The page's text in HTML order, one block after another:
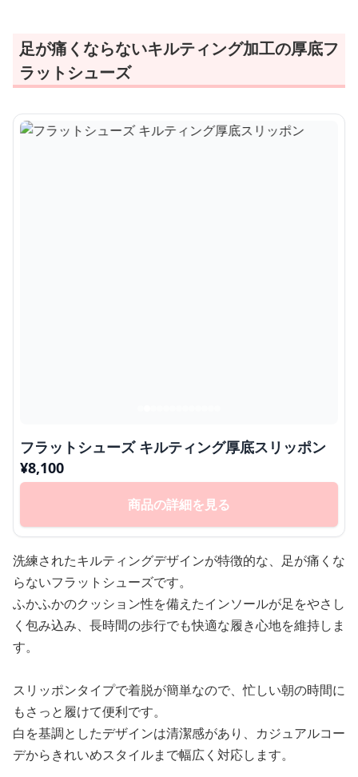
足が痛くならないキルティング加工の厚底フ
ラットシューズ
フラットシューズ キルティング厚底スリッポン
¥8,100
商品の詳細を見る
洗練されたキルティングデザインが特徴的な、足が痛くな
らないフラットシューズです。
ふかふかのクッション性を備えたインソールが足をやさし
く包み込み、長時間の歩行でも快適な履き心地を維持しま
す。
スリッポンタイプで着脱が簡単なので、忙しい朝の時間に
もさっと履けて便利です。
白を基調としたデザインは清潔感があり、カジュアルコー
デからきれいめスタイルまで幅広く対応します。